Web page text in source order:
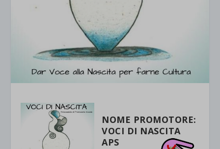
NOME PROMOTORE:
VOCI DI NASCITA
APS